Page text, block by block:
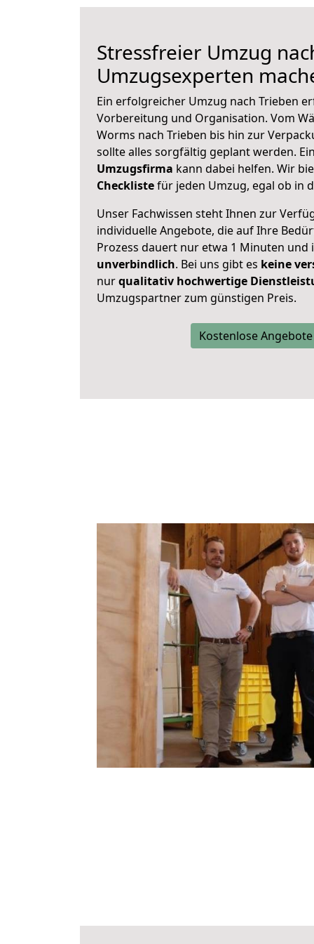
Stressfreier Umzug
Umzugsexperten
Ein erfolgreicher Umzug nach Trieben
Vorbereitung und Organisation. Vom
Worms nach Trieben bis hin zur
sollte alles sorgfältig geplant werden.
Umzugsfirma kann dabei helfen. Wir
Checklistefür jeden Umzug, egal ob in
Unser Fachwissen steht Ihnen zur
individuelle Angebote, die auf Ihre
Prozess dauert nur etwa 1 Minuten und
unverbindlich. Bei uns gibt es keine
nurqualitativ hochwertige
Umzugspartner zum günstigen Preis.
Kostenlose